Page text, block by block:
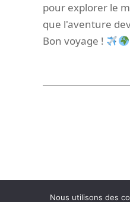
pour explorer le
que l'aventure
Bon voyage !
Nous utilisons des